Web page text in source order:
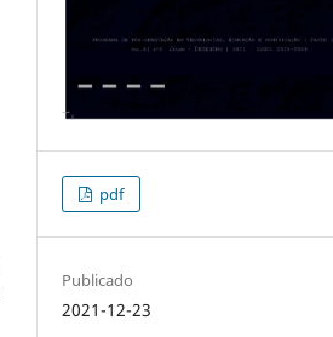
pdf
Publicado
2021-12-23